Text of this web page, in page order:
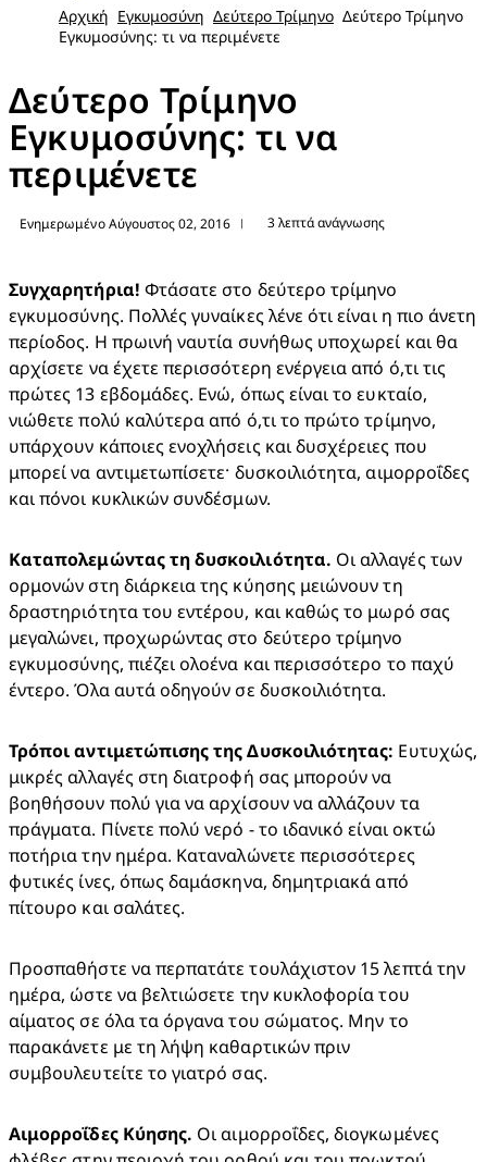
Αρχική Εγκυμοσύνη Δεύτερο Τρίμηνο Δεύτερο Τρίμηνο
Eγκυμοσύνης: τι να περιμένετε
Δεύτερο Τρίμηνο
Eγκυμοσύνης: τι να
περιμένετε
Ενημερωμένο Αύγουστος 02, 2016 | 3 λεπτά ανάγνωσης
Συγχαρητήρια! Φτάσατε στο δεύτερο τρίμηνο
εγκυμοσύνης. Πολλές γυναίκες λένε ότι είναι η πιο άνετη
περίοδος. Η πρωινή ναυτία συνήθως υποχωρεί και θα
αρχίσετε να έχετε περισσότερη ενέργεια από ό,τι τις
πρώτες 13 εβδομάδες. Ενώ, όπως είναι το ευκταίο,
νιώθετε πολύ καλύτερα από ό,τι το πρώτο τρίμηνο,
υπάρχουν κάποιες ενοχλήσεις και δυσχέρειες που
μπορεί να αντιμετωπίσετε· δυσκοιλιότητα, αιμορροΐδες
και πόνοι κυκλικών συνδέσμων.
Καταπολεμώντας τη δυσκοιλιότητα. Οι αλλαγές των
ορμονών στη διάρκεια της κύησης μειώνουν τη
δραστηριότητα του εντέρου, και καθώς το μωρό σας
μεγαλώνει, προχωρώντας στο δεύτερο τρίμηνο
εγκυμοσύνης, πιέζει ολοένα και περισσότερο το παχύ
έντερο. Όλα αυτά οδηγούν σε δυσκοιλιότητα.
Τρόποι αντιμετώπισης της Δυσκοιλιότητας: Ευτυχώς,
μικρές αλλαγές στη διατροφή σας μπορούν να
βοηθήσουν πολύ για να αρχίσουν να αλλάζουν τα
πράγματα. Πίνετε πολύ νερό - το ιδανικό είναι οκτώ
ποτήρια την ημέρα. Καταναλώνετε περισσότερες
φυτικές ίνες, όπως δαμάσκηνα, δημητριακά από
πίτουρο και σαλάτες.
Προσπαθήστε να περπατάτε τουλάχιστον 15 λεπτά την
ημέρα, ώστε να βελτιώσετε την κυκλοφορία του
αίματος σε όλα τα όργανα του σώματος. Μην το
παρακάνετε με τη λήψη καθαρτικών πριν
συμβουλευτείτε το γιατρό σας.
Αιμορροΐδες Κύησης. Οι αιμορροΐδες, διογκωμένες